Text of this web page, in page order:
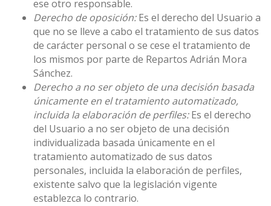
ese otro responsable.
Derecho de oposición:Es el derecho del Usuario a
que no se lleve a cabo el tratamiento de sus datos
de carácter personal o se cese el tratamiento de
los mismos por parte de Repartos Adrián Mora
Sánchez.
Derecho a no ser objeto de una decisión basada
únicamente en el tratamiento automatizado,
incluida la elaboración de perfiles:Es el derecho
del Usuario a no ser objeto de una decisión
individualizada basada únicamente en el
tratamiento automatizado de sus datos
personales, incluida la elaboración de perfiles,
existente salvo que la legislación vigente
establezca lo contrario.